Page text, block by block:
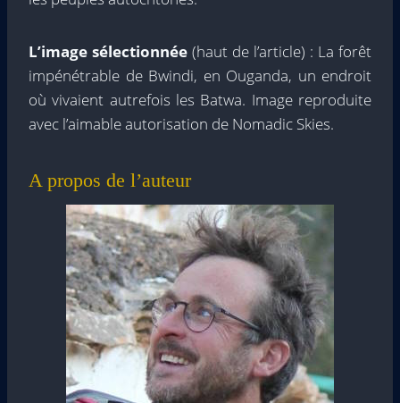
L’image sélectionnée (haut de l’article) : La forêt
impénétrable de Bwindi, en Ouganda, un endroit
où vivaient autrefois les Batwa. Image reproduite
avec l’aimable autorisation de Nomadic Skies.
A propos de l’auteur